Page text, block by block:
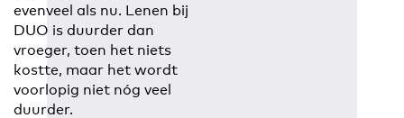
evenveel als nu. Lenen bij
DUO is duurder dan
vroeger, toen het niets
kostte, maar het wordt
voorlopig niet nóg veel
duurder.